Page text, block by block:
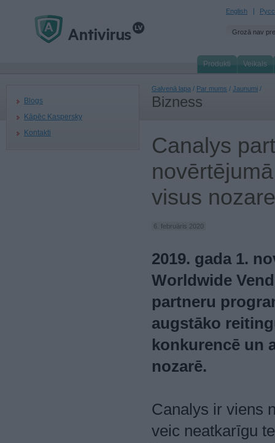
English
Grozā nav
Produkti Veikals
Blogs
Kāpēc Kaspersky
Kontakti
Galvenā lapa / Par mums / Jaunumi /
Bizness
Canalys
visus
6. februāris 2020
2019. gada 1.
Worldwide
partneru
augstāko
konkurencē un
nozarē.
Canalys ir viens
veic neatkarīgu